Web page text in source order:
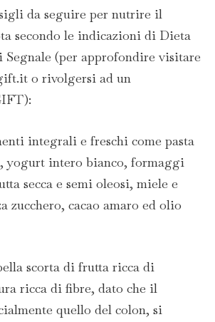
da seguire per nutrire il
secondo le indicazioni di Dieta
(per approfondire visitare
o rivolgersi ad un
integrali e freschi come pasta
yogurt intero bianco, formaggi
secca e semi oleosi, miele e
zucchero, cacao amaro ed olio
scorta di frutta ricca di
ricca di fibre, dato che il
quello del colon, si